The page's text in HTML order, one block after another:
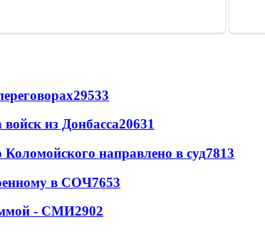
29533
из Донбасса20631
направлено в суд7813
в СОЧ7653
- СМИ2902